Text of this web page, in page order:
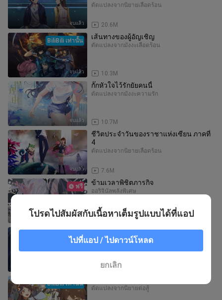
จบแล้ว
ดัดแปลงจากนิยายเลือดร้อน
20.6M
จบแล้ว
BiliBili เท่านั้น เส้นทางของผู้อัญเชิญ
ดัดแปลงจากมังงะเลือดร้อน
10.3M
จบแล้ว
กั๊กหัวใจไว้รักยัยคนนี้
ดัดแปลงจากมังงะความรัก
10.7M
จบแล้ว
ชีวิตประจำวันของราชาแห่งเซียน ภาคที่
4
ดัดแปลงจากนิยายเลือดร้อน
7.6M
จบแล้ว
ฟรี ข้ามเวลาพิชิตภารกิจ
ออริจินัลพลังพิเศษ
ขาดทุนเพื่อเป็นเศรษฐี
ดัดแปลงจากนิยายพลังพิเศษ
3.7M
BiliBili เท่านั้น
ดัดแปลงจากนิยายต่อสู้
โปรดไปสัมผัสกับเนื้อหาเต็มรูปแบบได้ที่แอป
ไปที่แอป / ไปดาวน์โหลด
ยกเลิก